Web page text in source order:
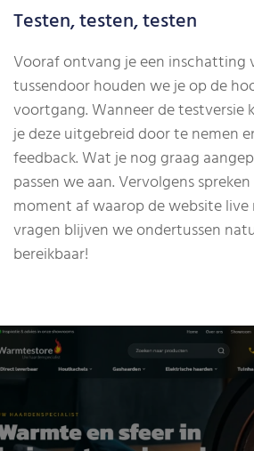
Testen, testen, testen
Vooraf ontvang je een inschatting
tussendoor houden we je op de
voortgang. Wanneer de testversie
je deze uitgebreid door te nemen
feedback. Wat je nog graag
passen we aan. Vervolgens
moment af waarop de website live
vragen blijven we ondertussen
bereikbaar!